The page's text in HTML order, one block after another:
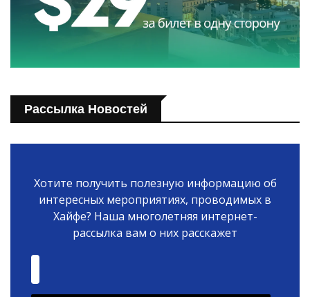
Рассылка Новостей
Хотите получить полезную информацию об
интересных мероприятиях, проводимых в
Хайфе? Наша многолетняя интернет-
рассылка вам о них расскажет